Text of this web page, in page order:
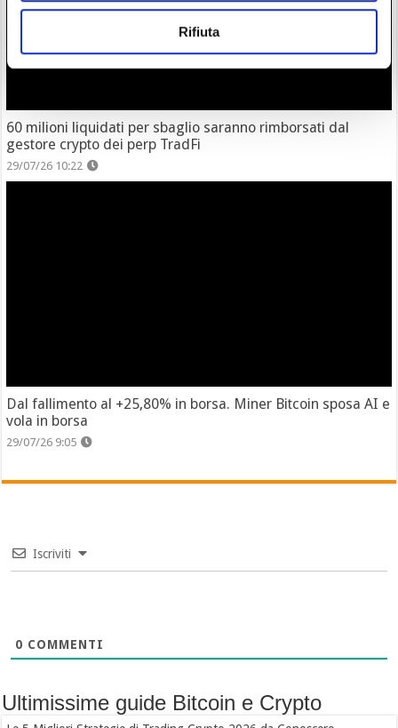
Rifiuta
60 milioni liquidati per sbaglio saranno rimborsati dal
gestore crypto dei perp TradFi
29/07/26 10:22
Dal fallimento al +25,80% in borsa. Miner Bitcoin sposa AI e
vola in borsa
29/07/26 9:05
Iscriviti
0 COMMENTI
Ultimissime guide Bitcoin e Crypto